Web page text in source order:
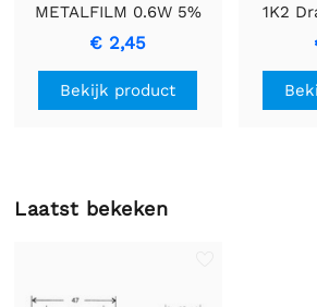
METALFILM 0.6W 5%
2E2 - Duurzame
Precisieweerstand
€ 2,45
Bekijk product
1K2
Laatst bekeken